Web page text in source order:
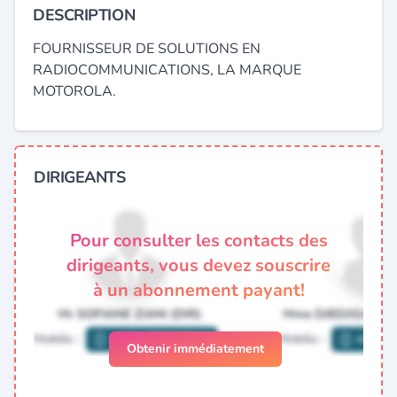
DESCRIPTION
FOURNISSEUR DE SOLUTIONS EN
RADIOCOMMUNICATIONS, LA MARQUE
MOTOROLA.
DIRIGEANTS
Pour consulter les contacts des
dirigeants, vous devez souscrire
à un abonnement payant!
Obtenir immédiatement